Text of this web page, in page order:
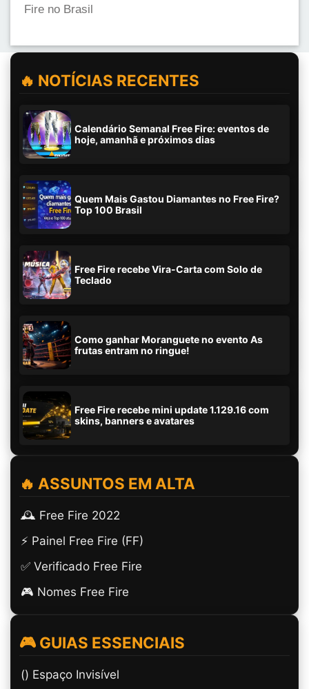
Fire no Brasil
🔥 NOTÍCIAS RECENTES
Calendário Semanal Free Fire: eventos de
hoje, amanhã e próximos dias
Quem Mais Gastou Diamantes no Free Fire?
Top 100 Brasil
Free Fire recebe Vira-Carta com Solo de
Teclado
Como ganhar Moranguete no evento As
frutas entram no ringue!
Free Fire recebe mini update 1.129.16 com
skins, banners e avatares
🔥 ASSUNTOS EM ALTA
🕰️ Free Fire 2022
⚡ Painel Free Fire (FF)
✅ Verificado Free Fire
🎮 Nomes Free Fire
🎮 GUIAS ESSENCIAIS
(ㅤ) Espaço Invisível